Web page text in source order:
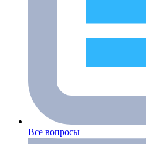
Все вопросы